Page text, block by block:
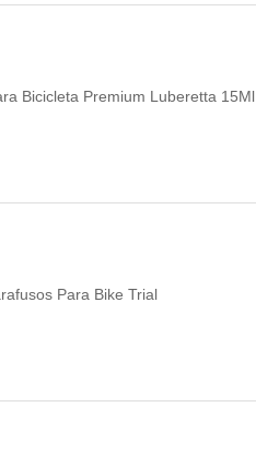
Bicicleta Premium Luberetta 15Ml
Para Bike Trial